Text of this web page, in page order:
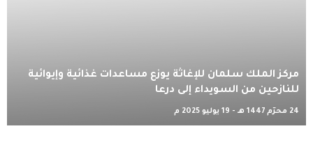
مركز الملك سلمان للإغاثة يوزع مساعدات غذائية وإيوائية
للنازحين من السويداء إلى درعا
24 محرّم 1447 هـ - 19 يوليو 2025 م